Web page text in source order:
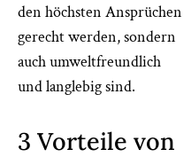
den höchsten Ansprüchen
gerecht werden, sondern
auch umweltfreundlich
und langlebig sind.
3 Vorteile von